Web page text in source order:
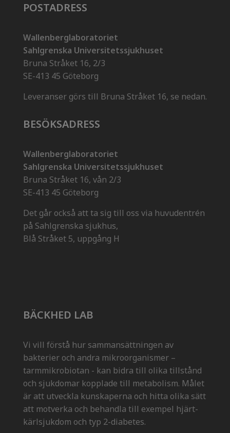
POSTADRESS
Wallenberglaboratoriet
Sahlgrenska Universitetssjukhuset
Bruna Stråket 16, 2/3
SE-413 45 Göteborg
Leveranser görs till Bruna Stråket 16, se nedan.
BESÖKSADRESS
Wallenberglaboratoriet
Sahlgrenska Universitetssjukhuset
Bruna Stråket 16, vån 2/3
SE-413 45 Göteborg
Det går också att ta sig till oss via huvudentrén
på Sahlgrenska sjukhus,
Blå Stråket 5, uppgång H
BÄCKHED LAB
Vi vill förstå hur sammansättningen av
bakterier och andra mikroorganismer –
tarmmikrobiotan - kan bidra till olika tillstånd
och sjukdomar kopplade till metabolism. Målet
är att utveckla kunskaperna och hitta olika sätt
att motverka och behandla till exempel hjärt-
kärlsjukdom och typ 2-diabetes.